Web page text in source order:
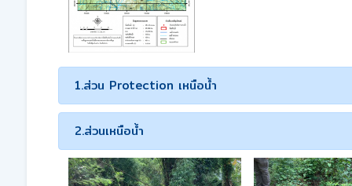
1.ส่วน Protection เหนือน้ำ
2.ส่วนเหนือน้ำ